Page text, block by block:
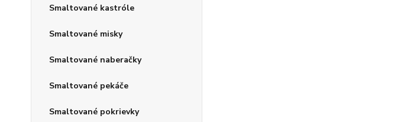
Smaltované kastróle
Smaltované misky
Smaltované naberačky
Smaltované pekáče
Smaltované pokrievky